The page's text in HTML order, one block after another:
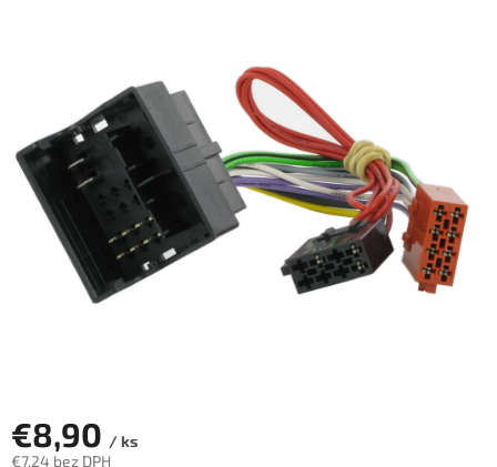
hviezdičiek.
€8,90 / ks
€7,24 bez DPH